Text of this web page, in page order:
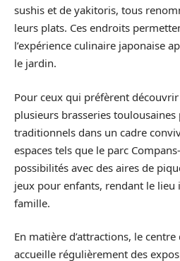
sushis et de yakitoris, tous
leurs plats. Ces endroits
l’expérience culinaire japonaise
le jardin.
Pour ceux qui préfèrent
plusieurs brasseries
traditionnels dans un cadre
espaces tels que le parc
possibilités avec des aires de
jeux pour enfants, rendant le lieu
famille.
En matière d’attractions, le
accueille régulièrement des